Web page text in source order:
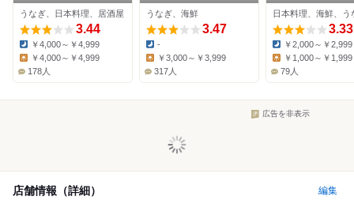
うなぎ、日本料理、居酒屋
3.44
Dinner:
￥4,000～￥4,999
￥4,000～￥4,999
178人
うなぎ、海鮮
3.47
Dinner:
-
￥3,000～￥3,999
317人
日本料理、海鮮、う
3.33
Dinner:
￥2,000～￥2,999
Lunch:
￥1,000～￥1,999
79人
広告を非表示
店舗情報（詳細） 編集